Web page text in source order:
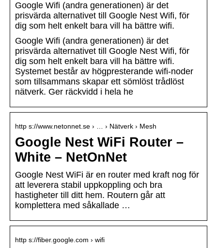
Google Wifi (andra generationen) är det
prisvärda alternativet till Google Nest Wifi, för
dig som helt enkelt bara vill ha bättre wifi.
Google Wifi (andra generationen) är det
prisvärda alternativet till Google Nest Wifi, för
dig som helt enkelt bara vill ha bättre wifi.
Systemet består av högpresterande wifi-noder
som tillsammans skapar ett sömlöst trådlöst
nätverk. Ger räckvidd i hela he
http s://www.netonnet.se › … › Nätverk › Mesh
Google Nest WiFi Router –
White – NetOnNet
Google Nest WiFi är en router med kraft nog för
att leverera stabil uppkoppling och bra
hastigheter till ditt hem. Routern går att
komplettera med såkallade …
http s://fiber.google.com › wifi